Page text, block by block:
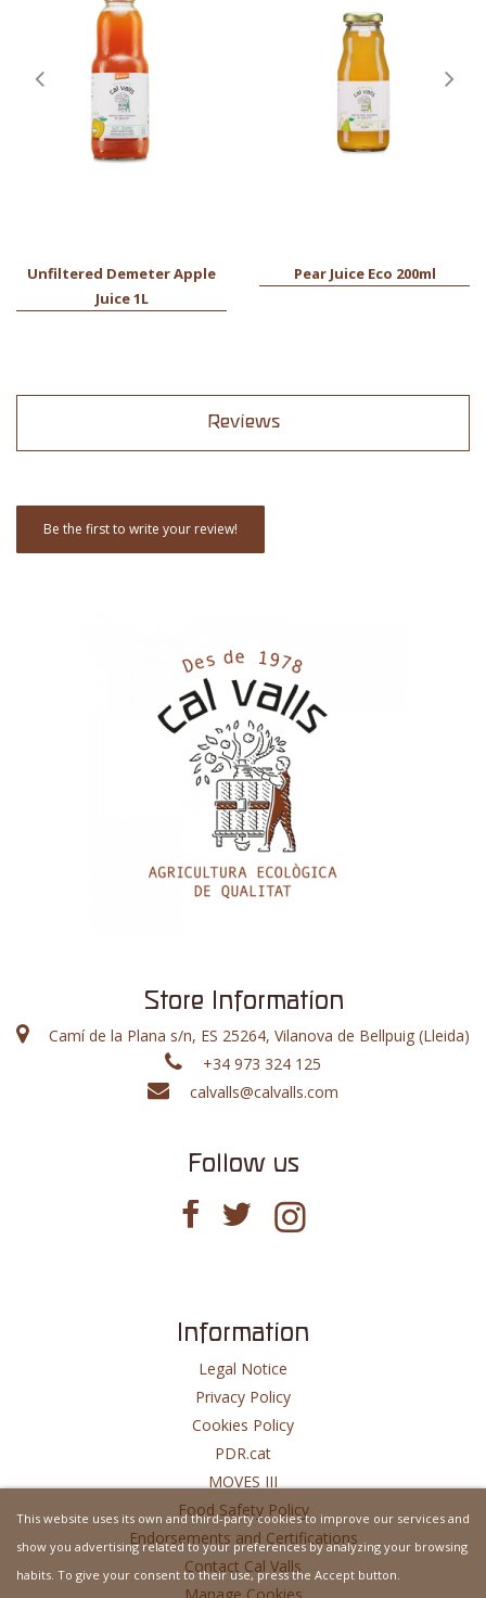
Unfiltered Demeter Apple
Juice 1L
Pear Juice Eco 200ml
Reviews
Be the first to write your review!
Store Information
Camí de la Plana s/n, ES 25264, Vilanova de Bellpuig (Lleida)
+34 973 324 125
calvalls@calvalls.com
Follow us
Information
Legal Notice
Privacy Policy
Cookies Policy
PDR.cat
MOVES III
Food Safety Policy
Endorsements and Certifications
Contact Cal Valls
Manage Cookies
This website uses its own and third-party cookies to improve our services and
show you advertising related to your preferences by analyzing your browsing
habits. To give your consent to their use, press the Accept button.